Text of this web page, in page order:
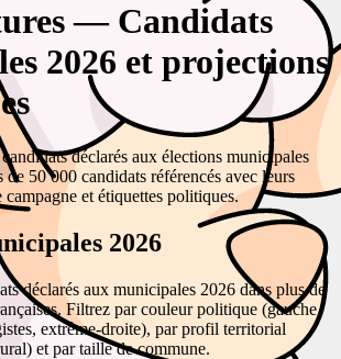
— Candidats
2026 et projections
déclarés aux élections municipales
de 50 000 candidats référencés avec leurs
campagne et étiquettes politiques.
2026
déclarés aux municipales 2026 dans plus de
Filtrez par couleur politique (gauche,
extrême-droite), par profil territorial
et par taille de commune.